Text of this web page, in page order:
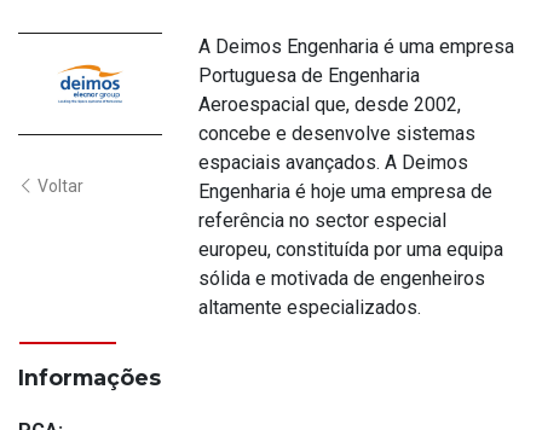
Voltar
A Deimos Engenharia é uma empresa
Portuguesa de Engenharia
Aeroespacial que, desde 2002,
concebe e desenvolve sistemas
espaciais avançados. A Deimos
Engenharia é hoje uma empresa de
referência no sector especial
europeu, constituída por uma equipa
sólida e motivada de engenheiros
altamente especializados.
Informações